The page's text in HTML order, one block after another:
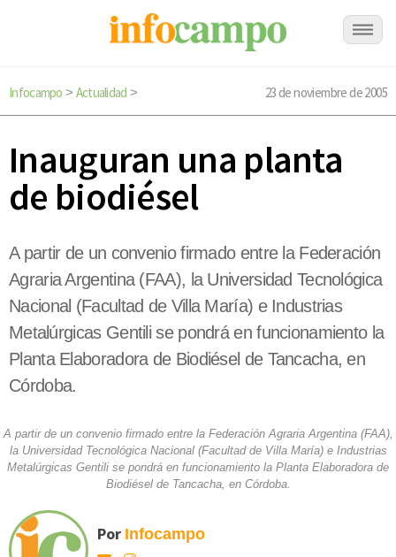
Infocampo > Actualidad > 23 de noviembre de 2005
Inauguran una planta
de biodiésel
A partir de un convenio firmado entre la Federación
Agraria Argentina (FAA), la Universidad Tecnológica
Nacional (Facultad de Villa María) e Industrias
Metalúrgicas Gentili se pondrá en funcionamiento la
Planta Elaboradora de Biodiésel de Tancacha, en
Córdoba.
A partir de un convenio firmado entre la Federación Agraria Argentina (FAA),
la Universidad Tecnológica Nacional (Facultad de Villa María) e Industrias
Metalúrgicas Gentili se pondrá en funcionamiento la Planta Elaboradora de
Biodiésel de Tancacha, en Córdoba.
Por Infocampo